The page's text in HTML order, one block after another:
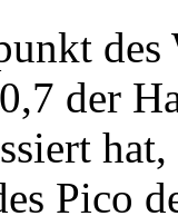
des
der
Pico